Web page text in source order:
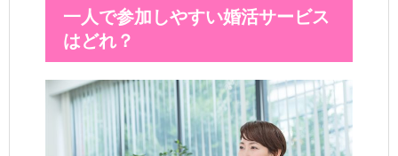
一人で参加しやすい婚活サービス
はどれ？